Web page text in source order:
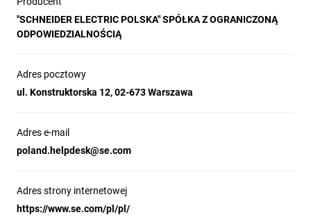
"SCHNEIDER ELECTRIC POLSKA" SPÓŁKA Z OGRANICZONĄ
ODPOWIEDZIALNOŚCIĄ
Adres pocztowy
ul. Konstruktorska 12, 02-673 Warszawa
Adres e-mail
poland.helpdesk@se.com
Adres strony internetowej
https://www.se.com/pl/pl/